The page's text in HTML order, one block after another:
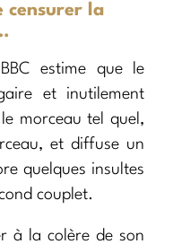
censurer la
estime que le
et inutilement
morceau tel quel,
et diffuse un
quelques insultes
couplet.
à la colère de son